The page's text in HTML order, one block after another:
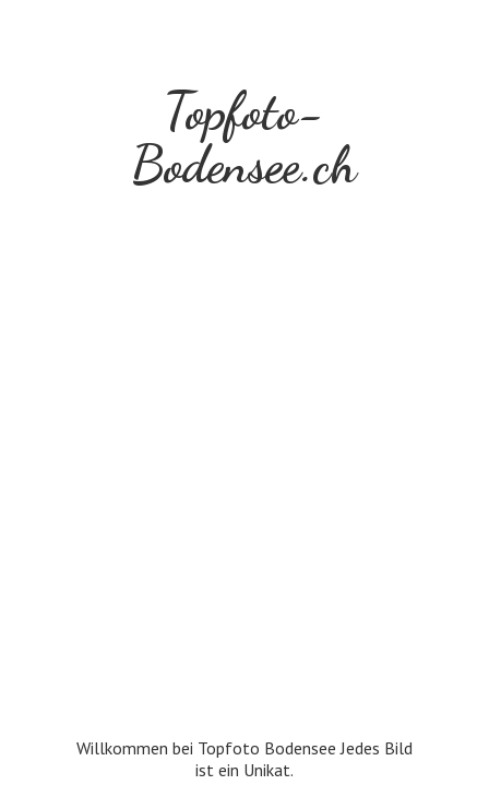
Topfoto-
Bodensee.ch
Willkommen bei Topfoto Bodensee Jedes Bild
ist ein Unikat.